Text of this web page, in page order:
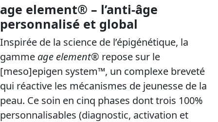
age element® – l’anti-âge
personnalisé et global
Inspirée de la science de l’épigénétique, la
gamme age element® repose sur le
[meso]epigen system™, un complexe breveté
qui réactive les mécanismes de jeunesse de la
peau. Ce soin en cinq phases dont trois 100%
personnalisables (diagnostic, activation et